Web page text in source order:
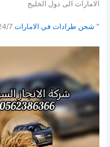
الامارات الى دول الخليج
” شحن طرادات في الامارات 24/7 – 00971502880234 “